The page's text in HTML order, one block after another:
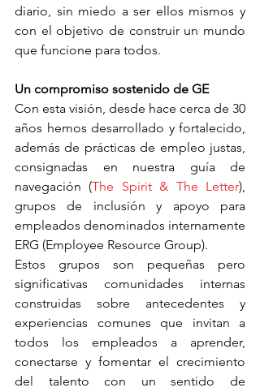
diario, sin miedo a ser ellos mismos y
con el objetivo de construir un mundo
que funcione para todos.
Un compromiso sostenido de GE
Con esta visión, desde hace cerca de 30
años hemos desarrollado y fortalecido,
además de prácticas de empleo justas,
consignadas en nuestra guía de
navegación (The Spirit & The Letter),
grupos de inclusión y apoyo para
empleados denominados internamente
ERG (Employee Resource Group).
Estos grupos son pequeñas pero
significativas comunidades internas
construidas sobre antecedentes y
experiencias comunes que invitan a
todos los empleados a aprender,
conectarse y fomentar el crecimiento
del talento con un sentido de